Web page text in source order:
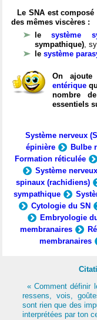
Le SNA est
des mêmes viscères :
lesystème
sympathique),
le système
On
entérique
nombre
essentiels
Système nerveux
épinière
Bulbe
Formation réticulée
Système
spinaux (rachidiens)
sympathique
Cytologie du SN
Embryologie
membranaires
membranaires
« Comment définir
ressens, vois,
sont rien que des
interprétées par ton